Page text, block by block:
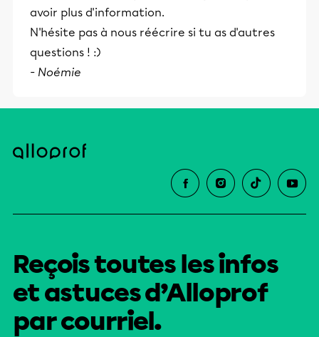
avoir plus d'information.
N'hésite pas à nous réécrire si tu as d'autres
questions ! :)
- Noémie
Reçois toutes les infos
et astuces d’Alloprof
par courriel.